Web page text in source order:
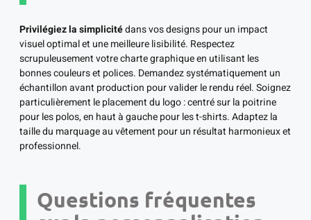
Privilégiez la simplicitédans vos designs pour un impact
visuel optimal et une meilleure lisibilité. Respectez
scrupuleusement votre charte graphique en utilisant les
bonnes couleurs et polices. Demandez systématiquement un
échantillon avant production pour valider le rendu réel. Soignez
particulièrement le placement du logo : centré sur la poitrine
pour les polos, en haut à gauche pour les t-shirts. Adaptez la
taille du marquage au vêtement pour un résultat harmonieux et
professionnel.
Questions fréquentes